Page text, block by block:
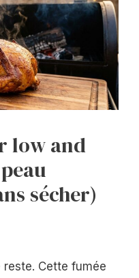
low and
sécher)
reste. Cette fumée